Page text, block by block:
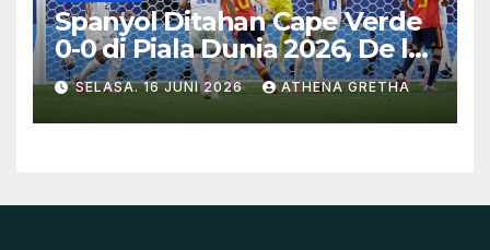
Spanyol Ditahan Cape Verde
0-0 di Piala Dunia 2026, De la
Fuente Soroti Kurangnya
Ketajaman
SELASA. 16 JUNI 2026 ATHENA GRETHA